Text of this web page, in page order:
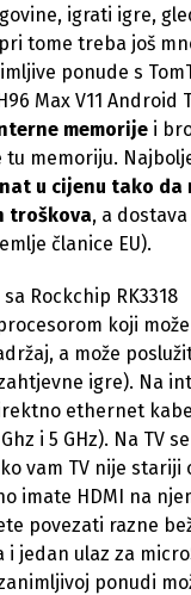
igrati igre,
tome treba još
ponude s
Max V11 Android
memorije i
memoriju.
u cijenu tako da
troškova, a
članice EU).
Rockchip RK3318
koji
a može
igre). Na
ethernet
i 5 GHz). Na TV
vam TV nije stariji
imate HDMI na
povezati razne
i jedan ulaz za
ponudi